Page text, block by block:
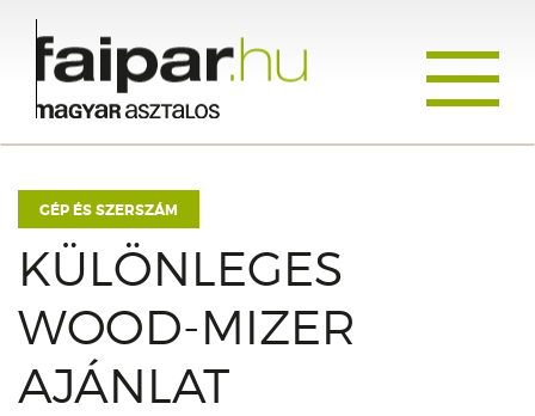
GÉP ÉS SZERSZÁM
KÜLÖNLEGES
WOOD-MIZER
AJÁNLAT